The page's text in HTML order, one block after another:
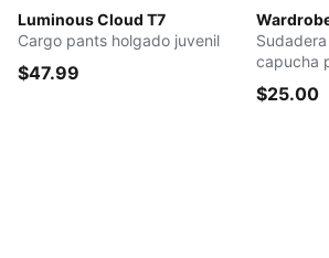
Luminous Cloud T7
Sandstone
Cargo pants holgado juvenil
$47.99
NEW
capucha
$25.00